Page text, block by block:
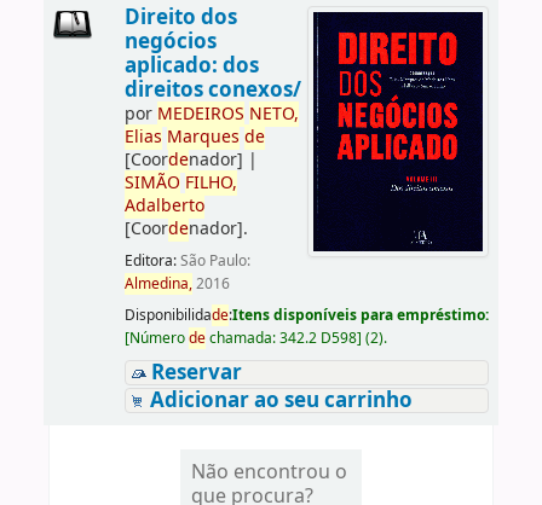
Direito dos
negócios
aplicado: dos
direitos conexos/
por MEDEIROS NETO,
Elias Marques de
[Coordenador] |
SIMÃO FILHO,
Adalberto
[Coordenador].
Editora:São Paulo:
Almedina,2016
Disponibilidade:Itens disponíveis para empréstimo:
[Númerodechamada:342.2 D598] (2).
Reservar
Adicionar ao seu carrinho
Não encontrou o
que procura?